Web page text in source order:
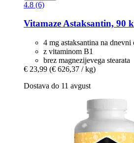
4.8 (6)
VitamazeAstaksantin, 90
4 mg astaksantina na dnevni
z vitaminom B1
brez magnezijevega stearata
€ 23,99 (€ 626,37 / kg)
Dostava do 11 avgust